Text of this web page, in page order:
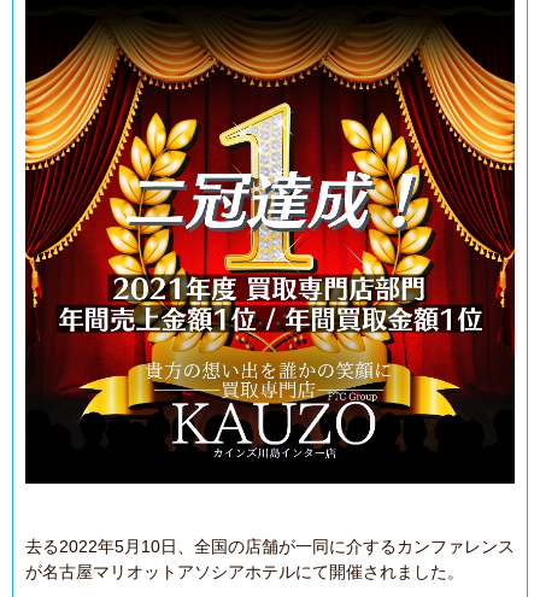
去る2022年5月10日、全国の店舗が一同に介するカンファレンス
が名古屋マリオットアソシアホテルにて開催されました。